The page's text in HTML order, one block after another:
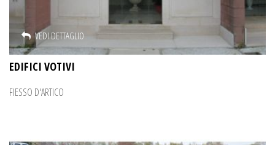
VEDI DETTAGLIO
EDIFICI VOTIVI
FIESSO D'ARTICO